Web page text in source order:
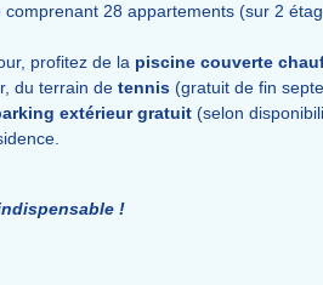
28 appartements (sur 2
profitez de la piscine couverte
du terrain de tennis (gratuit de fin
extérieur gratuit (selon
!